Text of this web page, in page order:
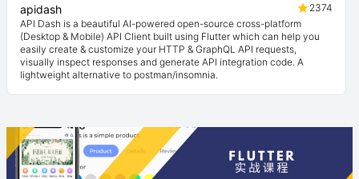
apidash
2374
API Dash is a beautiful AI-powered open-source cross-platform
(Desktop & Mobile) API Client built using Flutter which can help you
easily create & customize your HTTP & GraphQL API requests,
visually inspect responses and generate API integration code. A
lightweight alternative to postman/insomnia.